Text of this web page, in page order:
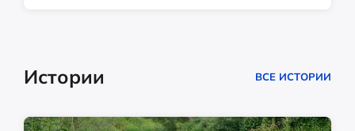
Истории ВСЕ ИСТОРИИ